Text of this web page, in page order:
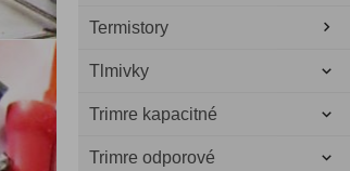
Termistory
Tlmivky
Trimre kapacitné
Trimre odporové